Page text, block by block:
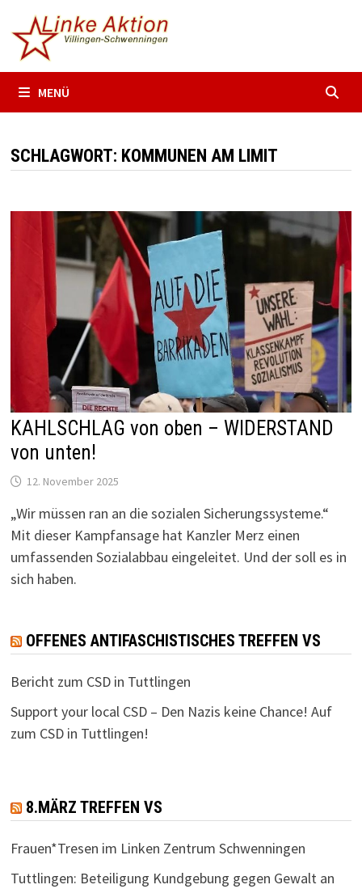
Inhalt
springen
MENÜ
SCHLAGWORT: KOMMUNEN AM LIMIT
KAHLSCHLAG von oben – WIDERSTAND
von unten!
12. November 2025
„Wir müssen ran an die sozialen Sicherungssysteme.“
Mit dieser Kampfansage hat Kanzler Merz einen
umfassenden Sozialabbau eingeleitet. Und der soll es in
sich haben.
OFFENES ANTIFASCHISTISCHES TREFFEN VS
Bericht zum CSD in Tuttlingen
Support your local CSD – Den Nazis keine Chance! Auf
zum CSD in Tuttlingen!
8.MÄRZ TREFFEN VS
Frauen*Tresen im Linken Zentrum Schwenningen
Tuttlingen: Beteiligung Kundgebung gegen Gewalt an